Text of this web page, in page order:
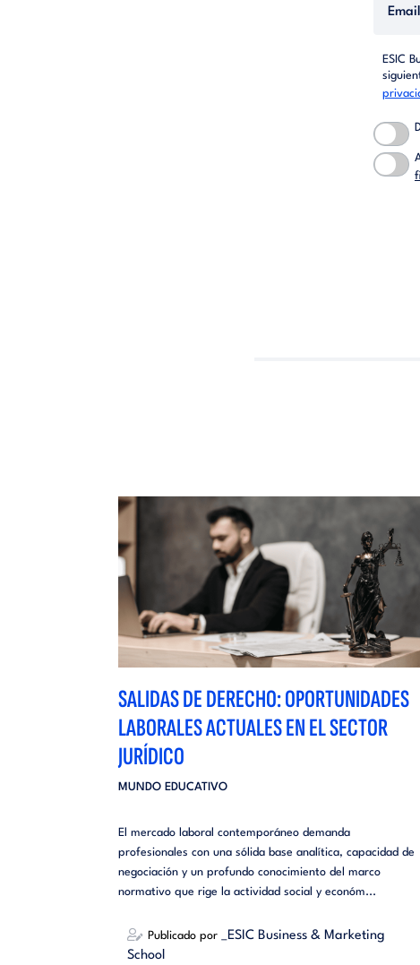
ESIC
SALIDAS DE DERECHO: OPORTUNIDADES
LABORALES ACTUALES EN EL SECTOR
JURÍDICO
MUNDO EDUCATIVO
El mercado laboral contemporáneo demanda
profesionales con una sólida base analítica, capacidad de
negociación y un profundo conocimiento del marco
normativo que rige la actividad social y económ...
Publicado por
_ESIC Business & Marketing
School